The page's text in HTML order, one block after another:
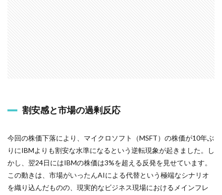
割安感と市場の過剰反応
今回の株価下落により、マイクロソフト（MSFT）の株価が10年ぶ
りにIBMよりも割安な水準になるという逆転現象が起きました。し
かし、翌24日にはIBMの株価は3%を超える反発を見せています。
この動きは、市場がいったんAIによる代替という極端なシナリオ
を織り込んだものの、現実的なビジネス現場におけるメインフレ